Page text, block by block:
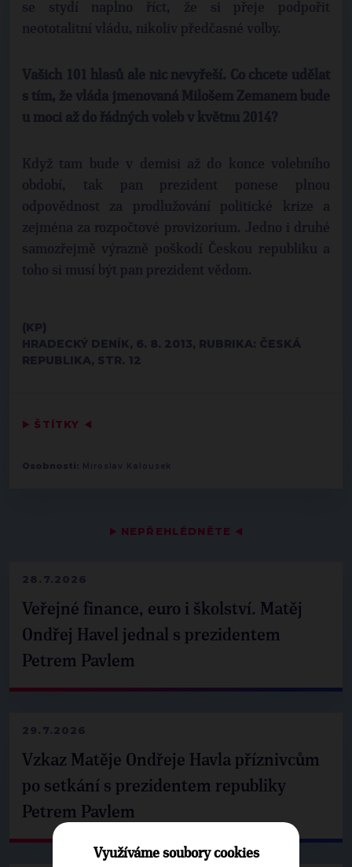
▶ NEPŘEHLÉDNĚTE ◀
28.7.2026
Veřejné finance, euro i školství. Matěj
Ondřej Havel jednal s prezidentem
Petrem Pavlem
29.7.2026
Vzkaz Matěje Ondřeje Havla příznivcům
po setkání s prezidentem republiky
Petrem Pavlem
se stydí naplno říct, že si přeje podpořit
neototalitní vládu, nikoliv předčasné volby.
Vašich 101 hlasů ale nic nevyřeší. Co chcete udělat
s tím, že vláda jmenovaná Milošem Zemanem bude
u moci až do řádných voleb v květnu 2014?
Když tam bude v demisi až do konce volebního
období, tak pan prezident ponese plnou
odpovědnost za prodlužování politické krize a
zejména za rozpočtové provizorium. Jedno i druhé
samozřejmě výrazně poškodí Českou republiku a
toho si musí být pan prezident vědom.
(KP)
HRADECKÝ DENÍK, 6. 8. 2013, RUBRIKA: ČESKÁ
REPUBLIKA, STR. 12
▶ ŠTÍTKY ◀
Osobnosti: Miroslav Kalousek
Využíváme soubory cookies